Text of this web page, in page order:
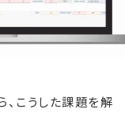
、こうした課題を解